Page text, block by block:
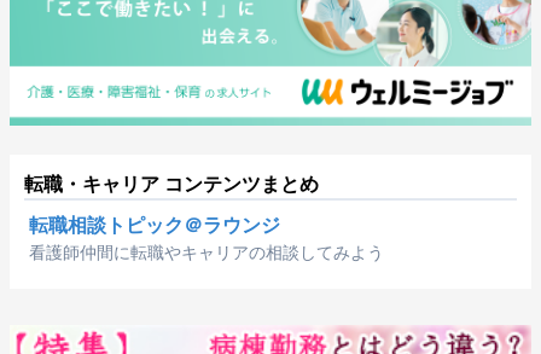
転職・キャリア コンテンツまとめ
転職相談トピック＠ラウンジ
看護師仲間に転職やキャリアの相談してみよう